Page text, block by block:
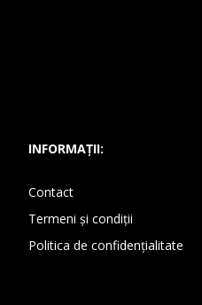
INFORMAȚII:
Contact
Termeni și condiții
Politica de confidențialitate